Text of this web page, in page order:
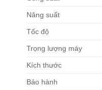
Năng suất
Tốc độ
Trọng lượng máy
Kích thước
Bảo hành